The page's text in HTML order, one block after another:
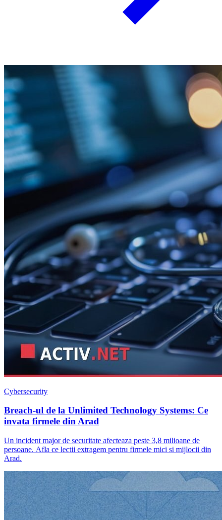
Cybersecurity
Breach-ul de la Unlimited Technology Systems: Ce
invata firmele din Arad
Un incident major de securitate afecteaza peste 3,8 milioane de
persoane. Afla ce lectii extragem pentru firmele mici si mijlocii din
Arad.